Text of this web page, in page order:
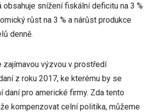
obsahuje snížení fiskální deficitu na 3 %
růst na 3 % a nárůst produkce
denně.
zajímavou výzvou v prostředí
z roku 2017, ke kterému by se
daní pro americké firmy. Zda tento
kompenzovat celní politika, můžeme